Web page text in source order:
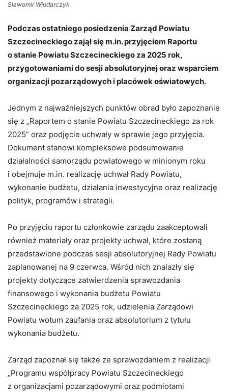
Sławomir Włodarczyk
Podczas ostatniego posiedzenia Zarząd Powiatu
Szczecineckiego zajął się m.in. przyjęciem Raportu
o stanie Powiatu Szczecineckiego za 2025 rok,
przygotowaniami do sesji absolutoryjnej oraz wsparciem
organizacji pozarządowych i placówek oświatowych.
Jednym z najważniejszych punktów obrad było zapoznanie
się z „Raportem o stanie Powiatu Szczecineckiego za rok
2025” oraz podjęcie uchwały w sprawie jego przyjęcia.
Dokument stanowi kompleksowe podsumowanie
działalności samorządu powiatowego w minionym roku
i obejmuje m.in. realizację uchwał Rady Powiatu,
wykonanie budżetu, działania inwestycyjne oraz realizację
polityk, programów i strategii.
Po przyjęciu raportu członkowie zarządu zaakceptowali
również materiały oraz projekty uchwał, które zostaną
przedstawione podczas sesji absolutoryjnej Rady Powiatu
zaplanowanej na 9 czerwca. Wśród nich znalazły się
projekty dotyczące zatwierdzenia sprawozdania
finansowego i wykonania budżetu Powiatu
Szczecineckiego za 2025 rok, udzielenia Zarządowi
Powiatu wotum zaufania oraz absolutorium z tytułu
wykonania budżetu.
Zarząd zapoznał się także ze sprawozdaniem z realizacji
„Programu współpracy Powiatu Szczecineckiego
z organizacjami pozarządowymi oraz podmiotami